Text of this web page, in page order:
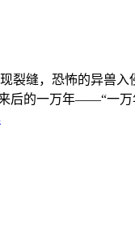
裂缝，恐怖的异兽
后的一万年——“一